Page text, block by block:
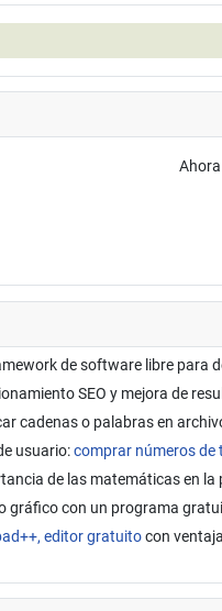
de software libre para
SEO y mejora de
cadenas o palabras en
usuario:comprar números de
de las matemáticas en la
gráfico con un programa
editor gratuitocon